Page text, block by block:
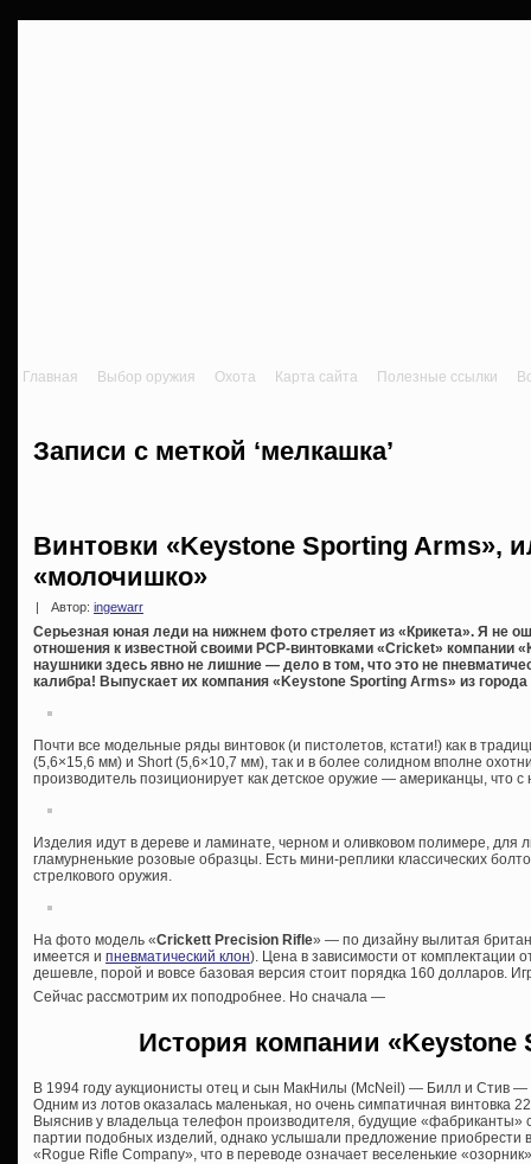
Главная Выбор оружия Охота Карта сайта Полезные ссылки
Записи с меткой ‘мелкашка’
Винтовки «Keystone Sporting Arms»,
«молочишко»
Автор: ingewarr
Серьезная юная леди на нижнем фото стреляет из «Крикета». Я не
отношения к известной своими PCP-винтовками «Cricket» компании
наушники здесь явно не лишние — дело в том, что это не
калибра! Выпускает их компания «Keystone Sporting Arms» из
Почти все модельные ряды винтовок (и пистолетов, кстати!) как в
(5,6×15,6 мм) и Short (5,6×10,7 мм), так и в более солидном вполне
производитель позиционирует как детское оружие — американцы, что с
Изделия идут в дереве и ламинате, черном и оливковом полимере, для
гламурненькие розовые образцы. Есть мини-реплики классических
стрелкового оружия.
На фото модель «Crickett Precision Rifle» — по дизайну вылитая
имеется и пневматический клон). Цена в зависимости от комплектации
дешевле, порой и вовсе базовая версия стоит порядка 160 долларов.
Сейчас рассмотрим их поподробнее. Но сначала —
История компании «Keystone
В 1994 году аукционисты отец и сын МакНилы (McNeil) — Билл и Стив
Одним из лотов оказалась маленькая, но очень симпатичная винтовка
Выяснив у владельца телефон производителя, будущие «фабриканты»
партии подобных изделий, однако услышали предложение приобрести
«Rogue Rifle Company», что в переводе означает веселенькие